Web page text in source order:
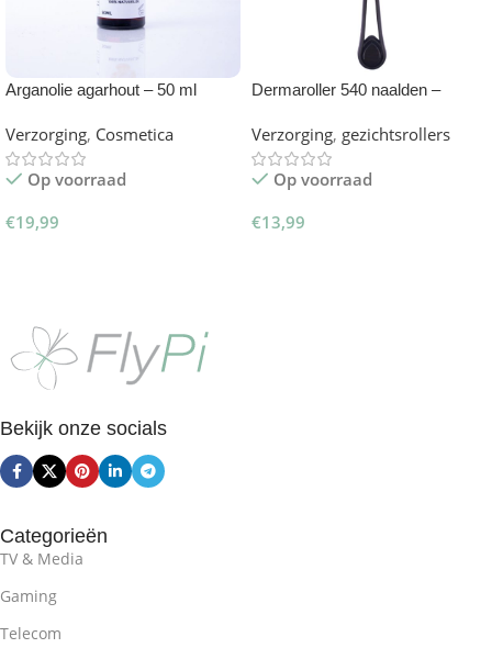
Arganolie agarhout – 50 ml
Verzorging, Cosmetica
Op voorraad
€19,99
Dermaroller 540 naalden –
Verzorging, gezichtsrollers
Op voorraad
€13,99
Bekijk onze socials
Categorieën
TV & Media
Gaming
Telecom